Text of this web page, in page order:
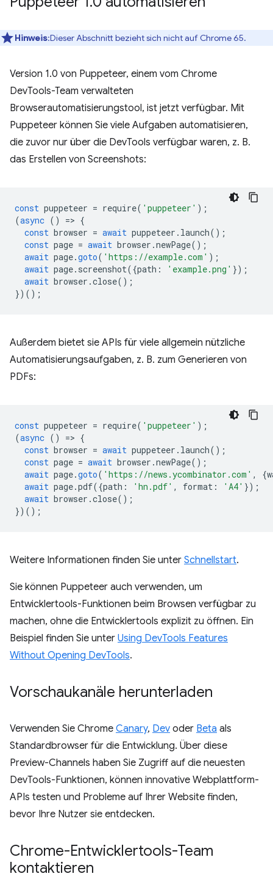
Hinweis:Dieser Abschnitt bezieht sich nicht auf Chrome 65.
Version 1.0 von Puppeteer, einem vom Chrome
DevTools-Team verwalteten
Browserautomatisierungstool, ist jetzt verfügbar. Mit
Puppeteer können Sie viele Aufgaben automatisieren,
die zuvor nur über die DevTools verfügbar waren, z. B.
das Erstellen von Screenshots:
const puppeteer = require( 'puppeteer' );
(async () => {
const browser = await puppeteer . launch();
const page = await browser .newPage();
await page.goto( 'https://example.com' );
await page. screenshot({path : 'example.png' });
await browser .close();
})();
Außerdem bietet sie APIs für viele allgemein nützliche
Automatisierungsaufgaben, z. B. zum Generieren von
PDFs:
const puppeteer = require( 'puppeteer' );
(async () => {
const browser = await puppeteer . launch();
const page = await browser .newPage();
await page.goto( 'https://news.ycombinator.com' , {
await page.pdf({path : 'hn.pdf' , format : 'A4' });
await browser .close();
})();
Weitere Informationen finden Sie unter Schnellstart.
Sie können Puppeteer auch verwenden, um
Entwicklertools-Funktionen beim Browsen verfügbar zu
machen, ohne die Entwicklertools explizit zu öffnen. Ein
Beispiel finden Sie unter Using DevTools Features
Without Opening DevTools.
Vorschaukanäle herunterladen
Verwenden Sie Chrome Canary, Dev oder Beta als
Standardbrowser für die Entwicklung. Über diese
Preview-Channels haben Sie Zugriff auf die neuesten
DevTools-Funktionen, können innovative Webplattform-
APIs testen und Probleme auf Ihrer Website finden,
bevor Ihre Nutzer sie entdecken.
Chrome-Entwicklertools-Team
kontaktieren